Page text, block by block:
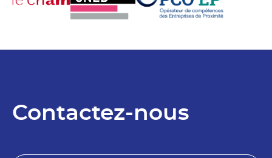
Contactez-nous